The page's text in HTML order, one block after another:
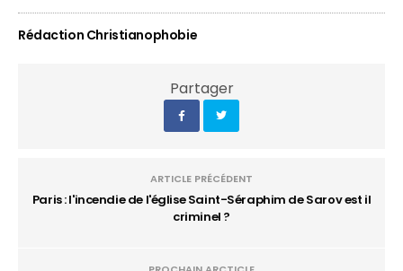
Rédaction Christianophobie
Partager
ARTICLE PRÉCÉDENT
Paris : l'incendie de l'église Saint-Séraphim de Sarov est il
criminel ?